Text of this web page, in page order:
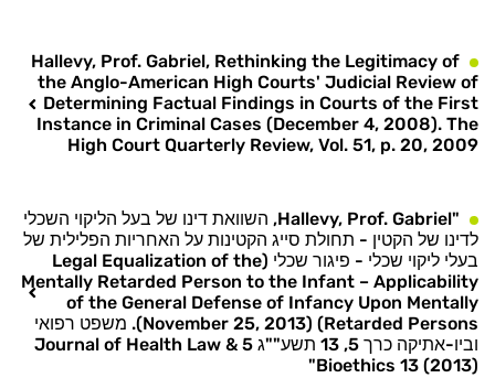
Hallevy, Prof. Gabriel, Rethinking the Legitimacy of
the Anglo-American High Courts' Judicial Review of
Determining Factual Findings in Courts of the First
Instance in Criminal Cases (December 4, 2008). The
High Court Quarterly Review, Vol. 51, p. 20, 2009
"Hallevy, Prof. Gabriel, השוואת דינו של בעל הליקוי השכלי
לדינו של הקטין - תחולת סייג הקטינות על האחריות הפלילית של
בעלי ליקוי שכלי - פיגור שכלי (Legal Equalization of the
Mentally Retarded Person to the Infant – Applicability
of the General Defense of Infancy Upon Mentally
Retarded Persons) (November 25, 2013). משפט רפואי
וביו-אתיקה כרך 5, 13 תשע""ג 5 Journal of Health Law &
Bioethics 13 (2013)"